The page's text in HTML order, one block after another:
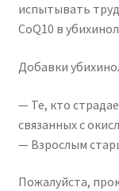
испытывать
CoQ10 в
Добавки
— Те, кто
связанных с
— Взрослым
Пожалуйста,